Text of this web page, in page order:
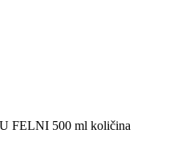
FELNI 500 ml količina